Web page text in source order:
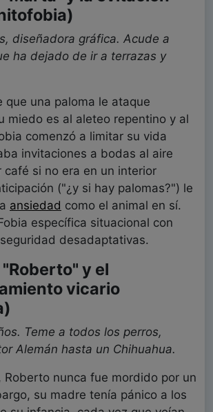
diseñadora gráfica. Acude a
ha dejado de ir a terrazas y
que una paloma le ataque
miedo es al aleteo repentino y al
comenzó a limitar su vida
invitaciones a bodas al aire
café si no era en un interior
("¿y si hay palomas?") le
ansiedad como el animal en sí.
específica situacional con
desadaptativas.
y el
vicario
Teme a todos los perros,
Alemán hasta un Chihuahua.
Roberto nunca fue mordido por un
su madre tenía pánico a los